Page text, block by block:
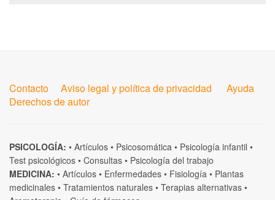
Contacto Aviso legal y política de privacidad
Ayuda
Derechos de autor
PSICOLOGÍA: • Artículos • Psicosomática • Psicología infantil •
Test psicológicos • Consultas • Psicología del trabajo
MEDICINA: • Artículos • Enfermedades • Fisiología • Plantas
medicinales • Tratamientos naturales • Terapias alternativas •